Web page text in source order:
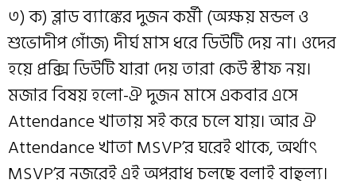
৩) ক) ব্লাড ব্যাঙ্কের দুজন কর্মী (অক্ষয় মন্ডল ও
শুভোদীপ গোঁজ) দীর্ঘ মাস ধরে ডিউটি দেয় না। ওদের
হয়ে প্রক্সি ডিউটি যারা দেয় তারা কেউ স্টাফ নয়।
মজার বিষয় হলো-ঐ দুজন মাসে একবার এসে
Attendance খাতায় সই করে চলে যায়। আর ঐ
Attendance খাতা MSVP’র ঘরেই থাকে, অর্থাৎ
MSVP’র নজরেই এই অপরাধ চলছে বলাই বাহুল্য।